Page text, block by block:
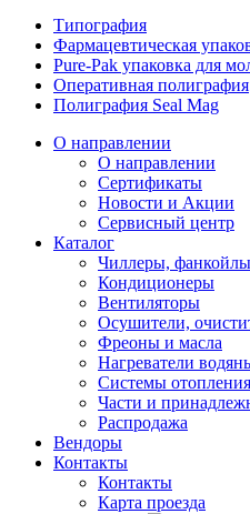
Типография
Фармацевтическая
Pure-Pak упаковка для
Оперативная полиграфия
Полиграфия Seal Mag
О направлении
О направлении
Сертификаты
Новости и Акции
Сервисный центр
Каталог
Чиллеры, фанкойлы
Кондиционеры
Вентиляторы
Осушители,
Фреоны и масла
Нагреватели
Системы отопления
Части и
Раcпродажа
Вендоры
Контакты
Контакты
Карта проезда